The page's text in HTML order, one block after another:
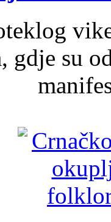
gdje su